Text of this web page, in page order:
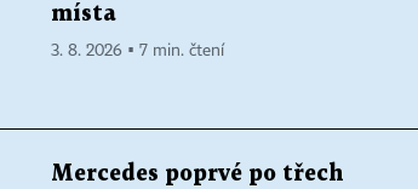
místa
3. 8. 2026 ▪ 7 min. čtení
Mercedes poprvé po třech